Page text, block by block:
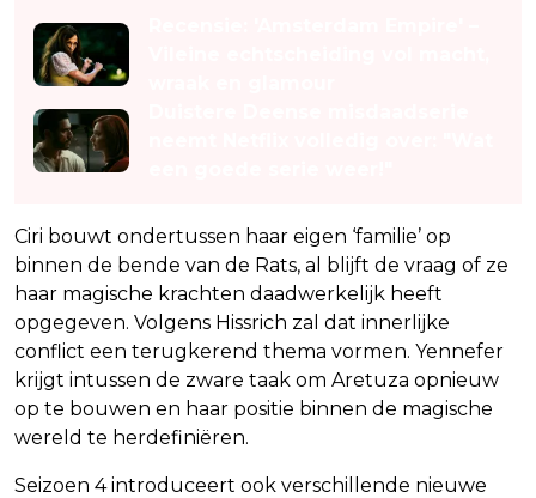
Ciri bouwt ondertussen haar eigen ‘familie’ op
binnen de bende van de Rats, al blijft de vraag of ze
haar magische krachten daadwerkelijk heeft
opgegeven. Volgens Hissrich zal dat innerlijke
conflict een terugkerend thema vormen. Yennefer
krijgt intussen de zware taak om Aretuza opnieuw
op te bouwen en haar positie binnen de magische
wereld te herdefiniëren.
Seizoen 4 introduceert ook verschillende nieuwe